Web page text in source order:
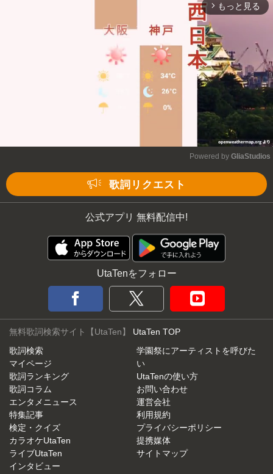
arrow_forward_ios もっと見る
Powered by GliaStudios
歌詞リクエスト
公式アプリ 無料配信中!
UtaTenをフォロー
無料歌詞検索サイト【UtaTen】 UtaTen TOP
歌詞検索
マイページ
歌詞ランキング
歌詞コラム
エンタメニュース
特集記事
検定・クイズ
カラオケUtaTen
ライブUtaTen
インタビュー
学園祭にアーティストを呼びた
い
UtaTenの使い方
お問い合わせ
運営会社
利用規約
プライバシーポリシー
提携媒体
サイトマップ